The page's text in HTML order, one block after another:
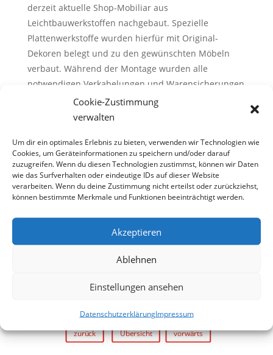
Cookie-Zustimmung
verwalten
Um dir ein optimales Erlebnis zu bieten, verwenden wir Technologien wie
Cookies, um Geräteinformationen zu speichern und/oder darauf
zuzugreifen. Wenn du diesen Technologien zustimmst, können wir Daten
wie das Surfverhalten oder eindeutige IDs auf dieser Website
verarbeiten. Wenn du deine Zustimmung nicht erteilst oder zurückziehst,
können bestimmte Merkmale und Funktionen beeinträchtigt werden.
Akzeptieren
Ablehnen
Einstellungen ansehen
DatenschutzerklärungImpressum
derzeit aktuelle Shop-Mobiliar aus
Leichtbauwerkstoffen nachgebaut. Spezielle
Plattenwerkstoffe wurden hierfür mit Original-
Dekoren belegt und zu den gewünschten Möbeln
verbaut. Während der Montage wurden alle
notwendigen Verkabelungen und Warensicherungen
mit verbaut.
zurück Übersicht vorwärts